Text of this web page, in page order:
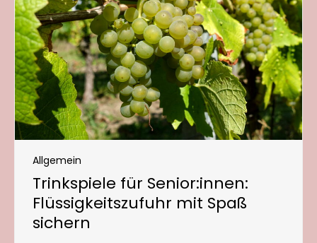
Allgemein
Trinkspiele für Senior:innen:
Flüssigkeitszufuhr mit Spaß
sichern